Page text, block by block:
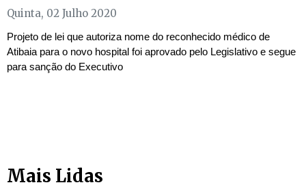
Quinta, 02 Julho 2020
Projeto de lei que autoriza nome do reconhecido médico de
Atibaia para o novo hospital foi aprovado pelo Legislativo e segue
para sanção do Executivo
Mais Lidas